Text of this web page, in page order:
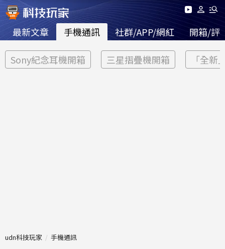
最新文章 手機通訊 社群/APP/網紅 開箱/評
Sony紀念耳機開箱 三星摺疊機開箱 「全新
udn科技玩家 手機通訊